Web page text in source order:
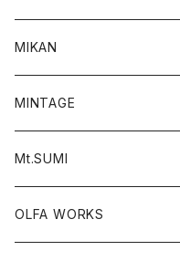
MIKAN
MINTAGE
Mt.SUMI
OLFA WORKS